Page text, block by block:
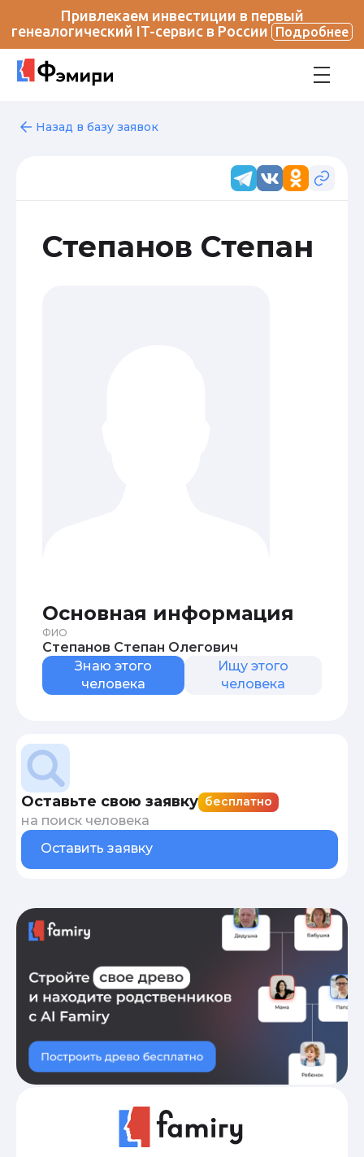
Привлекаем инвестиции в первый
генеалогический IT-сервис в России
Подробнее
Назад в базу заявок
Степанов Степан
Основная информация
ФИО
Степанов Степан Олегович
Знаю этого
человека
Ищу этого
человека
Оставьте свою заявку бесплатно
на поиск человека
Оставить заявку